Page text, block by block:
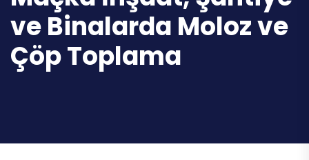
ve Binalarda Moloz ve
Çöp Toplama